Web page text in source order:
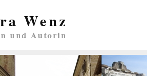
Wenz
und Autorin